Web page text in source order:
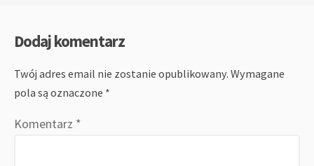
Dodaj komentarz
Twój adres email nie zostanie opublikowany. Wymagane
pola są oznaczone *
Komentarz *